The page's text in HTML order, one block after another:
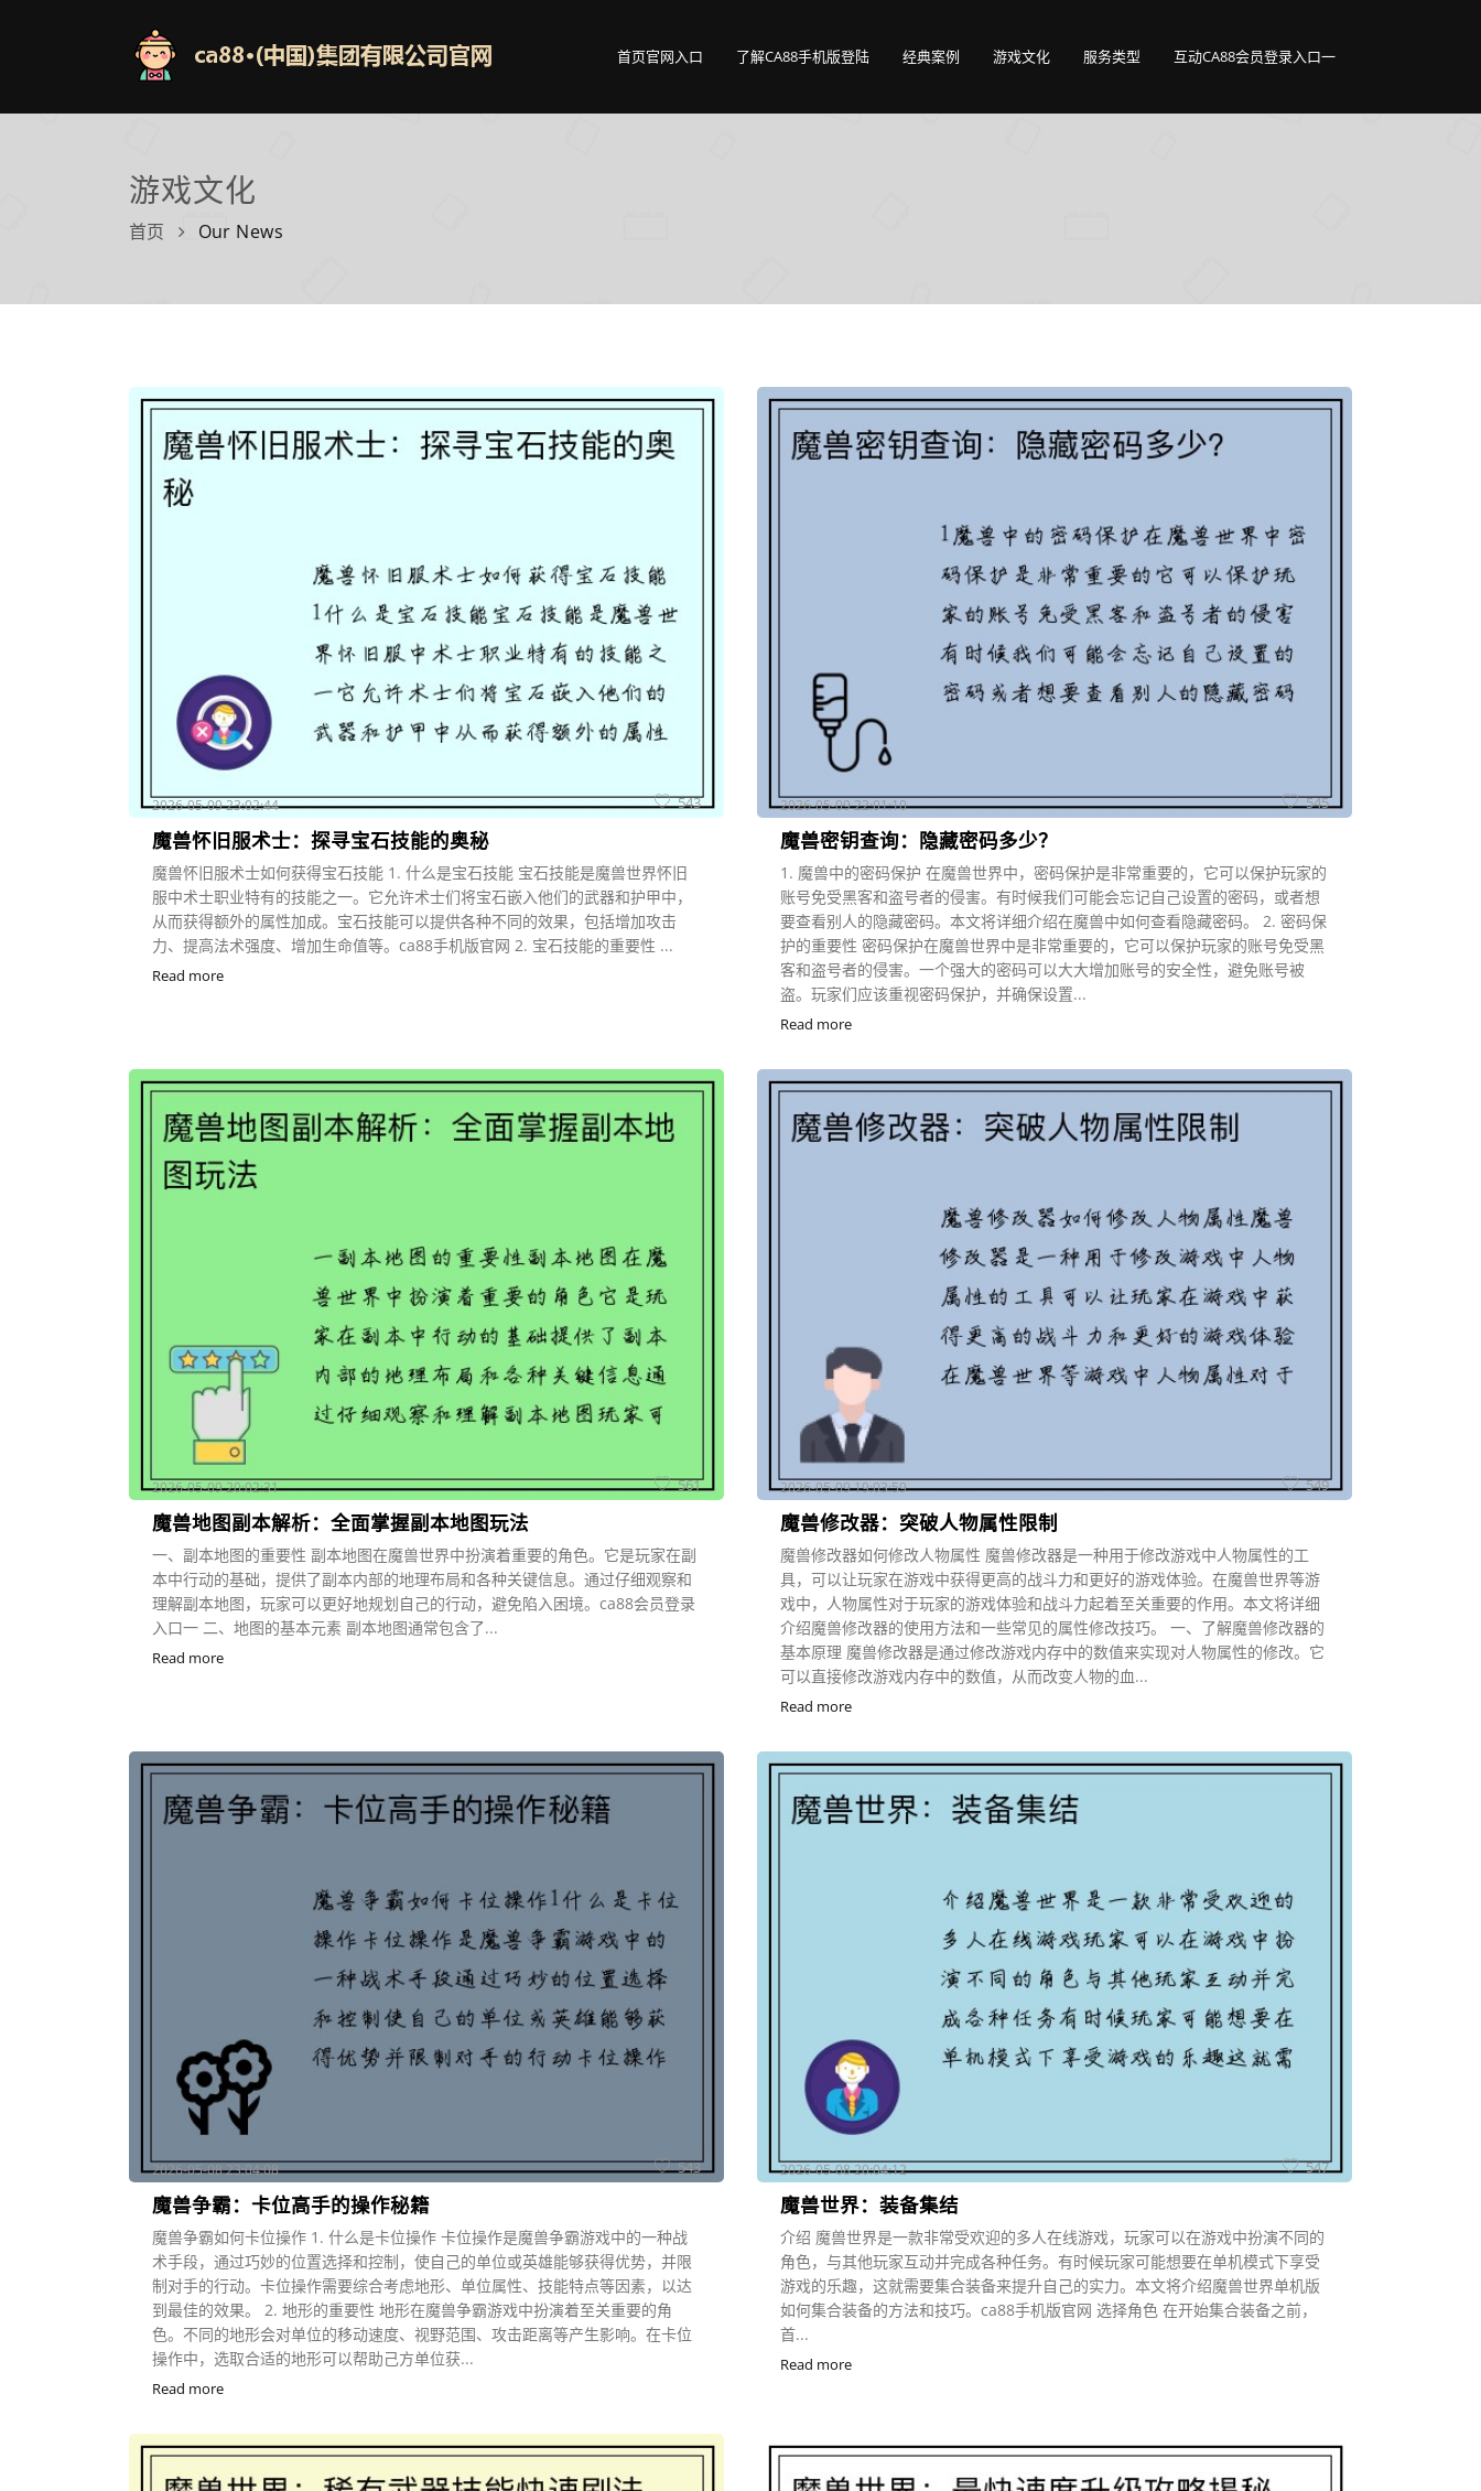
首页官网入口 了解CA88手机版登陆 经典案例 游戏文化 服务类型 互动CA88会员登录入口一
游戏文化
首页 Our News
2026-05-09 23:02:44 543
魔兽怀旧服术士：探寻宝石技能的奥秘
魔兽怀旧服术士如何获得宝石技能 1. 什么是宝石技能 宝石技能是魔兽世界怀旧
服中术士职业特有的技能之一。它允许术士们将宝石嵌入他们的武器和护甲中，
从而获得额外的属性加成。宝石技能可以提供各种不同的效果，包括增加攻击
力、提高法术强度、增加生命值等。ca88手机版官网 2. 宝石技能的重要性 ...
Read more
2026-05-09 22:01:10 545
魔兽密钥查询：隐藏密码多少？
1. 魔兽中的密码保护 在魔兽世界中，密码保护是非常重要的，它可以保护玩家的
账号免受黑客和盗号者的侵害。有时候我们可能会忘记自己设置的密码，或者想
要查看别人的隐藏密码。本文将详细介绍在魔兽中如何查看隐藏密码。 2. 密码保
护的重要性 密码保护在魔兽世界中是非常重要的，它可以保护玩家的账号免受黑
客和盗号者的侵害。一个强大的密码可以大大增加账号的安全性，避免账号被
盗。玩家们应该重视密码保护，并确保设置...
Read more
2026-05-09 20:02:31 561
魔兽地图副本解析：全面掌握副本地图玩法
一、副本地图的重要性 副本地图在魔兽世界中扮演着重要的角色。它是玩家在副
本中行动的基础，提供了副本内部的地理布局和各种关键信息。通过仔细观察和
理解副本地图，玩家可以更好地规划自己的行动，避免陷入困境。ca88会员登录
入口一 二、地图的基本元素 副本地图通常包含了...
Read more
2026-05-09 19:03:59 549
魔兽修改器：突破人物属性限制
魔兽修改器如何修改人物属性 魔兽修改器是一种用于修改游戏中人物属性的工
具，可以让玩家在游戏中获得更高的战斗力和更好的游戏体验。在魔兽世界等游
戏中，人物属性对于玩家的游戏体验和战斗力起着至关重要的作用。本文将详细
介绍魔兽修改器的使用方法和一些常见的属性修改技巧。 一、了解魔兽修改器的
基本原理 魔兽修改器是通过修改游戏内存中的数值来实现对人物属性的修改。它
可以直接修改游戏内存中的数值，从而改变人物的血...
Read more
2026-05-08 23:04:08 543
魔兽争霸：卡位高手的操作秘籍
魔兽争霸如何卡位操作 1. 什么是卡位操作 卡位操作是魔兽争霸游戏中的一种战
术手段，通过巧妙的位置选择和控制，使自己的单位或英雄能够获得优势，并限
制对手的行动。卡位操作需要综合考虑地形、单位属性、技能特点等因素，以达
到最佳的效果。 2. 地形的重要性 地形在魔兽争霸游戏中扮演着至关重要的角
色。不同的地形会对单位的移动速度、视野范围、攻击距离等产生影响。在卡位
操作中，选取合适的地形可以帮助己方单位获...
Read more
2026-05-08 20:04:12 547
魔兽世界：装备集结
介绍 魔兽世界是一款非常受欢迎的多人在线游戏，玩家可以在游戏中扮演不同的
角色，与其他玩家互动并完成各种任务。有时候玩家可能想要在单机模式下享受
游戏的乐趣，这就需要集合装备来提升自己的实力。本文将介绍魔兽世界单机版
如何集合装备的方法和技巧。ca88手机版官网 选择角色 在开始集合装备之前，
首...
Read more